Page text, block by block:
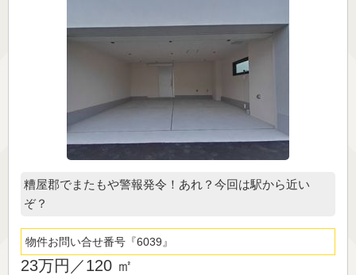
糟屋郡でまたもや警報発令！あれ？今回は駅から近い
ぞ？
物件お問い合せ番号 6039
23万円／120 ㎡